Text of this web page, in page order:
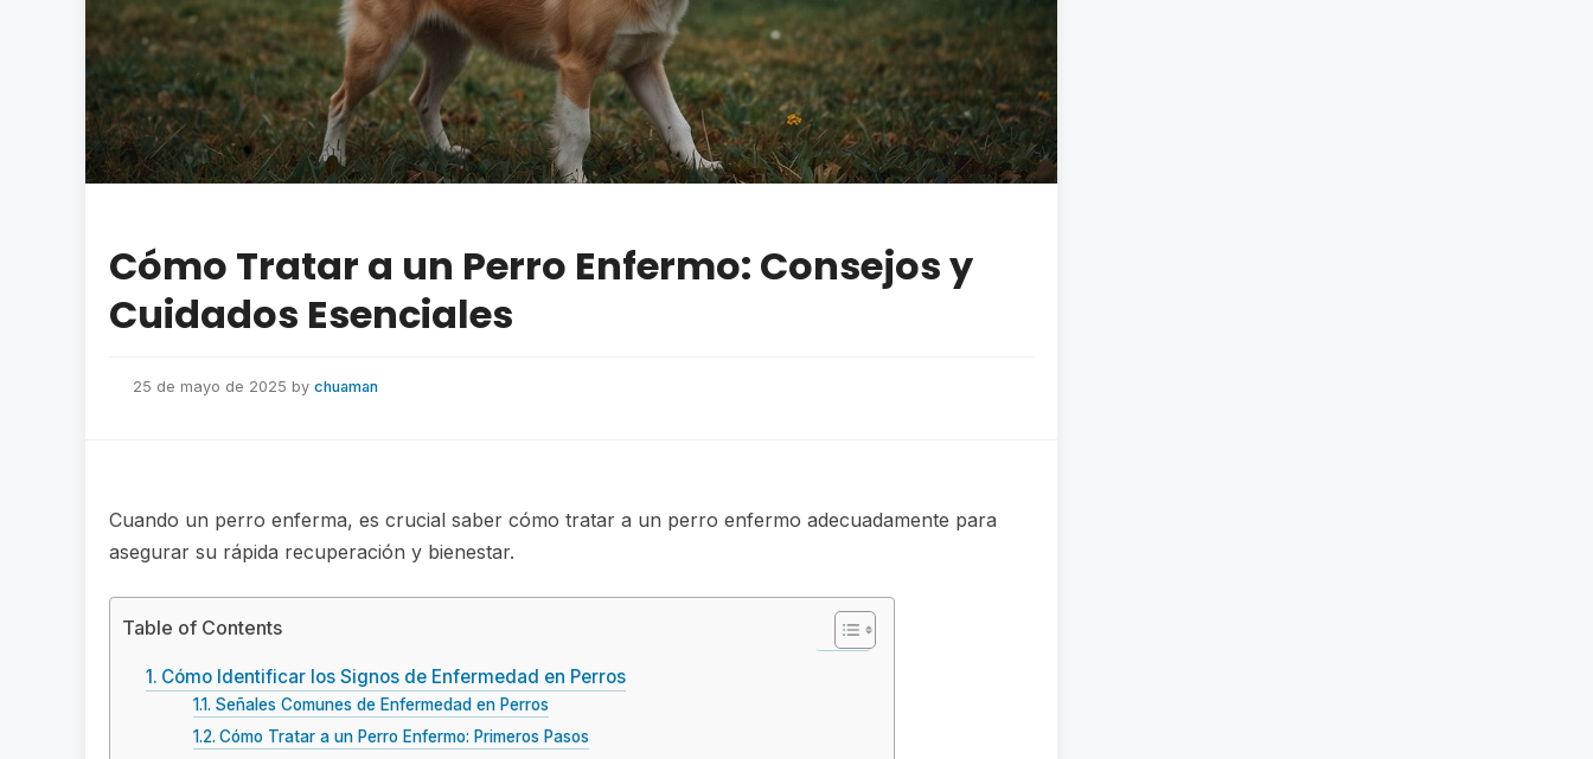
Cómo Tratar a un Perro Enfermo: Consejos y
Cuidados Esenciales
25 de mayo de 2025 by chuaman
Cuando un perro enferma, es crucial saber cómo tratar a un perro enfermo adecuadamente para
asegurar su rápida recuperación y bienestar.
Table of Contents
Cómo Identificar los Signos de Enfermedad en Perros
Señales Comunes de Enfermedad en Perros
Cómo Tratar a un Perro Enfermo: Primeros Pasos